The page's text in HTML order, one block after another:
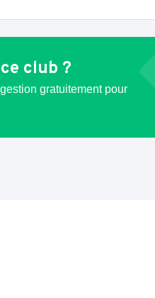
club ?
gratuitement pour